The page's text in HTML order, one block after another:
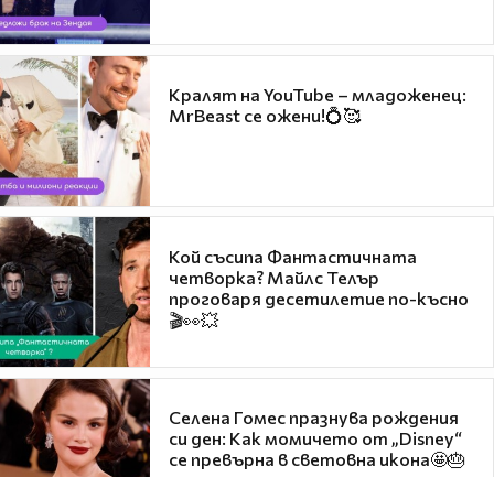
Кралят на YouTube – младоженец:
MrBeast се ожени!💍🥰
Кой съсипа Фантастичната
четворка? Майлс Телър
проговаря десетилетие по-късно
🎬👀💥
Селена Гомес празнува рождения
си ден: Как момичето от „Disney“
се превърна в световна икона🤩🎂